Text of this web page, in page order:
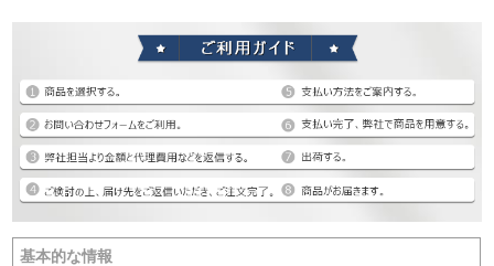
基本的な情報